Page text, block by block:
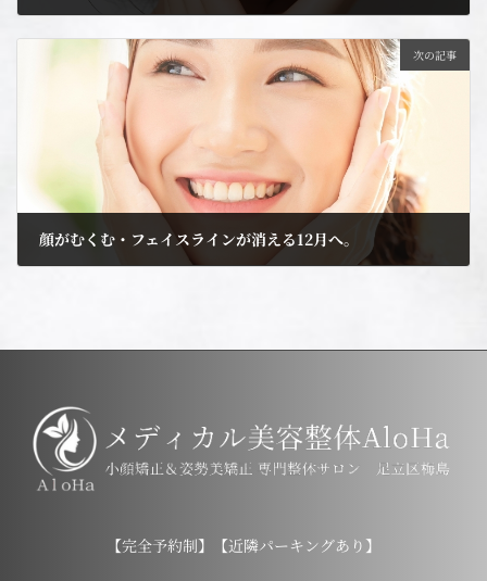
次の記事
顔がむくむ・フェイスラインが消える12月へ。
【完全予約制】【近隣パーキングあり】